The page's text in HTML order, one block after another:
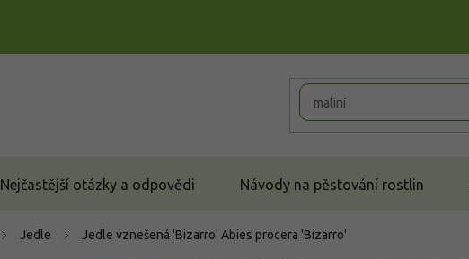
Nejčastější otázky a odpovědi Návody na pěstování rostlin
Jedle Jedle vznešená 'Bizarro' Abies procera 'Bizarro'